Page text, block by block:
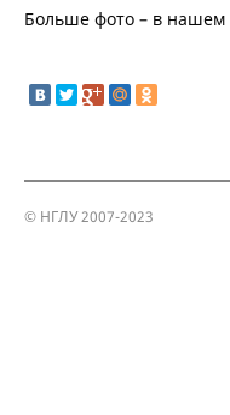
Больше фото – в нашем
© НГЛУ 2007-2023